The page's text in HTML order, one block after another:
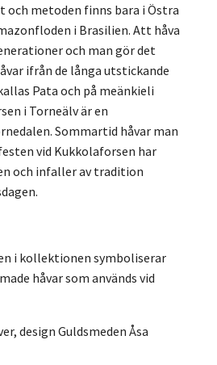
och metoden finns bara i Östra
i Brasilien. Att håva
och man gör det
ifrån de långa utstickande
Pata och på meänkieli
i Torneälv är en
Sommartid håvar man
vid Kukkolaforsen har
och infaller av tradition
i kollektionen symboliserar
håvar som används vid
design Guldsmeden Åsa